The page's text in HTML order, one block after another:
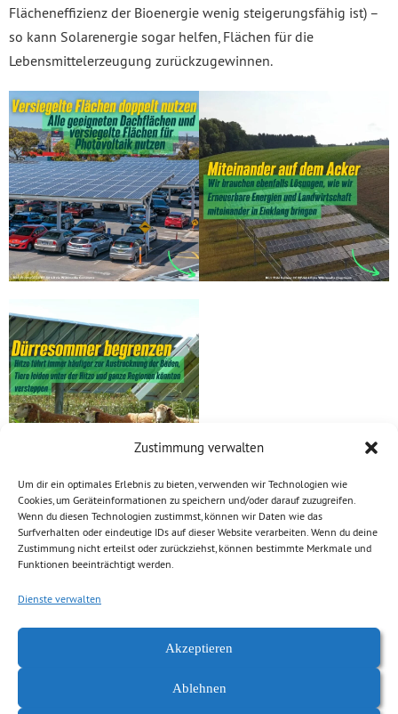
Zustimmung verwalten
Um dir ein optimales Erlebnis zu bieten, verwenden wir Technologien wie
Cookies, um Geräteinformationen zu speichern und/oder darauf zuzugreifen.
Wenn du diesen Technologien zustimmst, können wir Daten wie das
Surfverhalten oder eindeutige IDs auf dieser Website verarbeiten. Wenn du deine
Zustimmung nicht erteilst oder zurückziehst, können bestimmte Merkmale und
Funktionen beeinträchtigt werden.
Dienste verwalten
Akzeptieren
Ablehnen
Flächeneffizienz der Bioenergie wenig steigerungsfähig ist) –
so kann Solarenergie sogar helfen, Flächen für die
Lebensmittelerzeugung zurückzugewinnen.
???? Auf dem Diagramm ist eine Rechnung des
Umweltbundesamts zu sehen, nach der pro Hektar im Jahr
rund 40-mal mehr Strom durch Photovoltaik-Neuanlagen (ca.
800 MWh) erzeugt werden kann, als beispielsweise beim
Bioenergie ist neben Photovoltaik die Nutzung von
Reststoffen, z.B. Gülle. Mehr dazu gibt es